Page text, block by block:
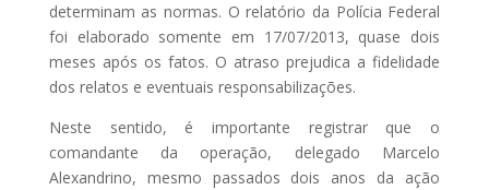
determinam as normas. O relatório da Polícia Federal
foi elaborado somente em 17/07/2013, quase dois
meses após os fatos. O atraso prejudica a fidelidade
dos relatos e eventuais responsabilizações.
Neste sentido, é importante registrar que o
comandante da operação, delegado Marcelo
Alexandrino, mesmo passados dois anos da ação